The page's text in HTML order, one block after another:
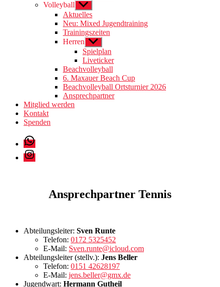
Volleyball Untermenü
anzeigen
Aktuelles
Neu: Mixed Jugendtraining
Trainingszeiten
Herren Untermenü
anzeigen
Spielplan
Liveticker
Beachvolleyball
6. Maxauer Beach Cup
Beachvolleyball Ortsturnier 2026
Ansprechpartner
Mitglied werden
Kontakt
Spenden
WhatsApp
Instagram
Ansprechpartner Tennis
Abteilungsleiter: Sven Runte
Telefon: 0172 5325452
E-Mail: Sven.runte@icloud.com
Abteilungsleiter (stellv.): Jens Beller
Telefon: 0151 42628197
E-Mail: jens.beller@gmx.de
Jugendwart: Hermann Gutheil